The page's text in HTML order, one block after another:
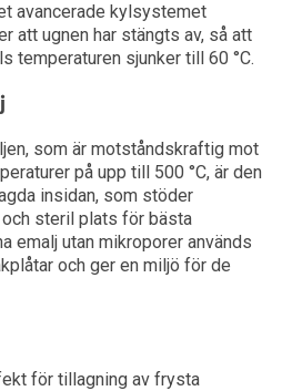
avancerade kylsystemet
att ugnen har stängts av, så att
temperaturen sjunker till 60 °C.
som är motståndskraftig mot
på upp till 500 °C, är den
insidan, som stöder
steril plats för bästa
emalj utan mikroporer används
och ger en miljö för de
för tillagning av frysta